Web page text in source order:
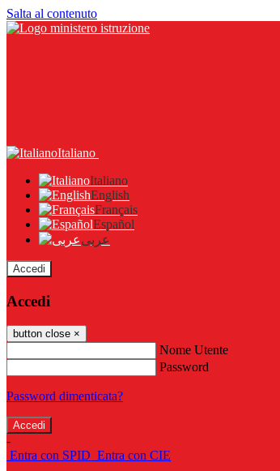
Salta al contenuto
Italiano
Italiano
English
Français
Español
عربى
Accedi
Accedi
button close ×
Nome Utente
Password
Password dimenticata?
-
Entra con SPID Entra con CIE